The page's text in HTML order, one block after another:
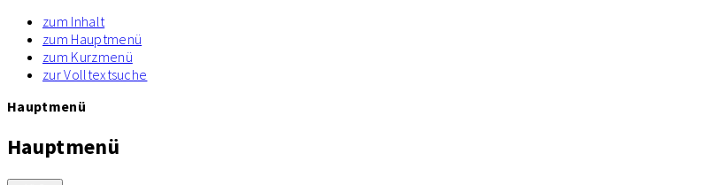
zum Inhalt
zum Hauptmenü
zum Kurzmenü
zur Volltextsuche
Hauptmenü
Hauptmenü